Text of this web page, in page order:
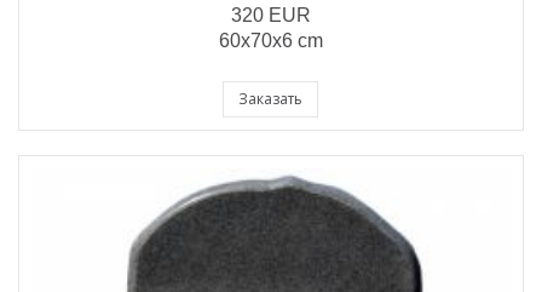
320 EUR
60x70x6 cm
Заказать